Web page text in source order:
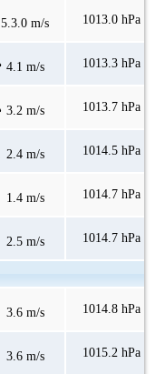
5.3.0 m/s 1013.0 hPa
4.1 m/s 1013.3 hPa
3.2 m/s 1013.7 hPa
2.4 m/s 1014.5 hPa
1.4 m/s 1014.7 hPa
2.5 m/s 1014.7 hPa
3.6 m/s 1014.8 hPa
3.6 m/s 1015.2 hPa